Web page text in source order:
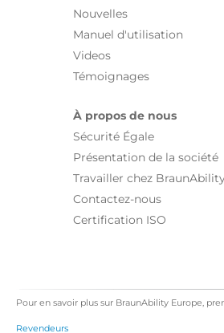
Nouvelles
Manuel d'utilisation
Videos
Témoignages
À propos de nous
Sécurité Égale
Présentation de la société
Travailler chez
Contactez-nous
Certification ISO
Pour en savoir plus sur BraunAbility Europe,
Revendeurs